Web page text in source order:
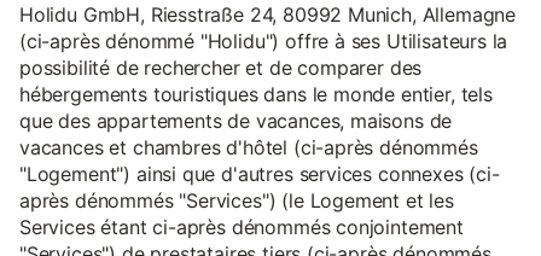
Holidu GmbH, Riesstraße 24, 80992 Munich, Allemagne
(ci-après dénommé "Holidu") offre à ses Utilisateurs la
possibilité de rechercher et de comparer des
hébergements touristiques dans le monde entier, tels
que des appartements de vacances, maisons de
vacances et chambres d'hôtel (ci-après dénommés
"Logement") ainsi que d'autres services connexes (ci-
après dénommés "Services") (le Logement et les
Services étant ci-après dénommés conjointement